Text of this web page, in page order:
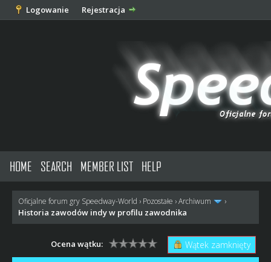
Logowanie Rejestracja
HOME SEARCH MEMBER LIST HELP
Oficjalne forum gry Speedway-World › Pozostałe ›Archiwum ›
Historia zawodów indy w profilu zawodnika
Wątek zamknięty
Ocena wątku: